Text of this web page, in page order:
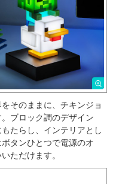
そのままに、チキンジョ
ブロック調のデザイン
たらし、インテリアとし
タンひとつで電源のオ
ただけます。